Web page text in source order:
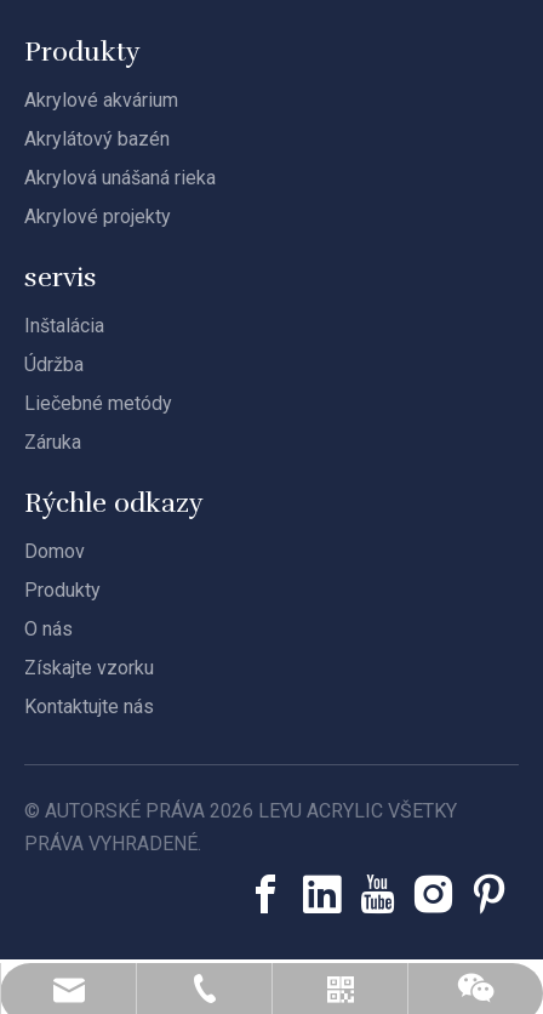
Produkty
Akrylové akvárium
Akrylátový bazén
Akrylová unášaná rieka
Akrylové projekty
servis
Inštalácia
Údržba
Liečebné metódy
Záruka
Rýchle odkazy
Domov
Produkty
O nás
Získajte vzorku
Kontaktujte nás
leyu02@leyuacrylic.com
+86- 13584439533
© AUTORSKÉ PRÁVA 2026 LEYU ACRYLIC VŠETKY
PRÁVA VYHRADENÉ.